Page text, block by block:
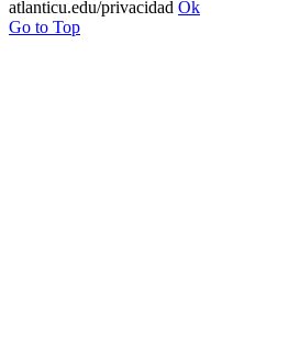
atlanticu.edu/privacidad Ok
Go to Top